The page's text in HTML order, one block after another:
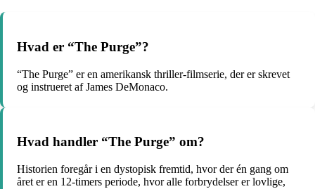
Hvad er “The Purge”?
“The Purge” er en amerikansk thriller-filmserie, der er skrevet
og instrueret af James DeMonaco.
Hvad handler “The Purge” om?
Historien foregår i en dystopisk fremtid, hvor der én gang om
året er en 12-timers periode, hvor alle forbrydelser er lovlige,